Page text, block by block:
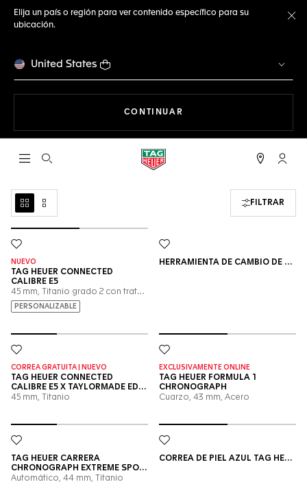
Elija un país o región para ver contenido específico para su
ubicación.
United States
CONTINUAR
Abrir el menú de búsqueda